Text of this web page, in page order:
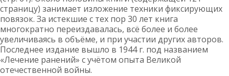
страницу) занимает изложение техники фиксирующих
повязок. За истекшие с тех пор 30 лет книга
многократно переиздавалась, всё более и более
увеличиваясь в объёме, и при участии других авторов.
Последнее издание вышло в 1944 г. под названием
«Лечение ранений» с учётом опыта Великой
отечественной войны.